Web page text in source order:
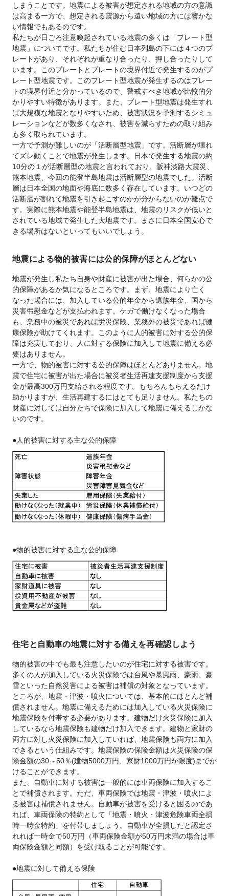
しまうことです。地震による被害が想定される地域の方の意識
は高まる一方で、想定される震源から遠い地域の方には響かな
い情報でもあるのです。
私たちが日ごろ注意喚起されている地震の多くは「プレート型
地震」についてです。私たちが住む日本列島の下には４つのプ
レートがあり、それぞれが重なり合ったり、押し合ったりして
います。このプレートとプレートの境界付近で発生するのがプ
レート型地震です。このプレート型地震が発生するのはプレー
トの境界付近と分かっているので、警戒すべき地域が比較的分
かりやすい特徴があります。また、プレート型地震は発生すれ
ば大規模な地震となりやすいため、被害状況を予測するシミュ
レーションなどが数多くなされ、被害を減らすための取り組み
も多く取られています。
一方で予測が難しいのが「活断層型地震」です。活断層が壊れ
てズレ動くことで地震が発生します。日本で発生する地震の約
10分の１が活断層型の地震と言われており、阪神淡路大震災、
熊本地震、今回の能登半島地震は活断層型の地震でした。活断
層は日本全国の地面や海底に数多く存在しています。いつどの
活断層が割れて地震を引き起こすのかが分からないのが難点で
す。実際に熊本地震や能登半島地震は、地震のリスクが低いと
されている地域で発生した大地震です。まさに日本全国安心で
きる場所はないといってもいいでしょう。
地震による物的被害には公的保障がほとんどない
地震が発生し私たち自身や財産に被害が出た場合、何らかの公
的保障があるか気になるところです。まず、地震により亡く
なった場合には、加入している公的年金から遺族年金、国から
災害弔慰金などが支払われます。ケガで働けなくなった場合
も、業務中の被災であれば労災保険、業務外の被災であれば健
康保険が助けてくれます。このように人的被害に対する公的保
障は充実しており、人に対する保険に加入して地震に備える必
要はありません。
一方で、物的被害に対する公的保障はほとんどありません。地
震で住宅に被害が出た場合に被災者生活再建支援制度から支援
金が最高300万円支給される程度です。もちろんもらえるだけ
助かりますが、生活再建するにはとても足りません。私たちの
財産に対しては自分たちで保険に加入して地震に備えるしかな
いのです。
●人的被害に対する主な公的保障
●物的被害に対する主な公的保障
住宅と自動車の地震に対する備えを再確認しよう
物的被害の中でも最も注意したいのが住宅に対する被害です。
多くの人が加入している火災保険では台風や暴風雨、豪雨、豪
雪といった自然災害による被害は補償の対象となっています。
ところが、地震・津波・噴火については、基本的にほとんど補
償されません。地震に備えるためには加入している火災保険に
地震保険を付帯する必要があります。建物だけ火災保険に加入
しているなら地震保険も建物だけ加入できます。建物と家財の
両方に対し火災保険に加入していれば、地震保険も両方に加入
できるという仕組みです。地震保険の保険金額は火災保険の保
険金額の30～50％(建物5000万円、家財1000万円が限度)までか
けることができます。
また、自動車に対する被害は一般的には車両保険に加入するこ
とで補償されます。ただ、車両保険では地震・津波・噴火によ
る被害は補償されません。自動車が被害を受けると困るのであ
れば、車両保険の特約として「地震・噴火・津波危険車両全損
時一時金特約」を付帯しましょう。自動車が全損したと認定さ
れれば一時金で50万円（車両保険金額が50万円未満の場合は車
両保険金額と同額）を受け取ることが可能です。
●地震に対して備える保険